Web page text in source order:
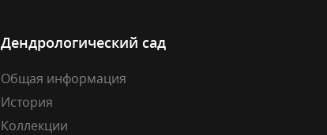
Дендрологический сад
Общая информация
История
Коллекции